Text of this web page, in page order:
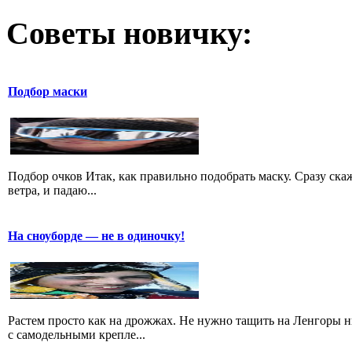
Советы новичку:
Подбор маски
Подбор очков Итак, как правильно подобрать маску. Сразу
ветра, и падаю...
На сноуборде — не в одиночку!
Растем просто как на дрожжах. Не нужно тащить на Ленгоры
с самодельными крепле...